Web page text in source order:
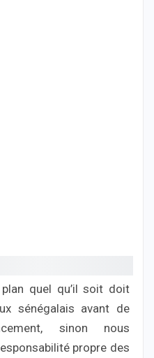
plan quel qu’il soit doit
sénégalais avant de
sinon nous
propre des